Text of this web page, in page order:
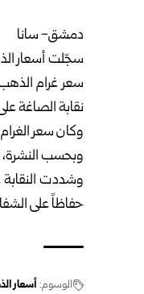
دمشق- سانا
نقابة الصاغة
وكان سعر الغرام من ذات العيار
وبحسب النشرة، بلغ سعر غرام الذهب
وشددت
حفاظاً على
الوسوم: أسعار